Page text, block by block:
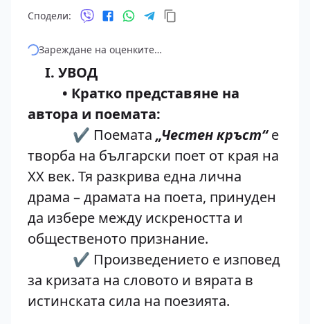
Сподели:
Зареждане на оценките…
I. УВОД
• Кратко представяне на
автора и поемата:
✔️ Поемата „Честен кръст“е
творба на български поет от края на
XX век. Тя разкрива една лична
драма – драмата на поета, принуден
да избере между искреността и
общественото признание.
✔️ Произведението е изповед
за кризата на словото и вярата в
истинската сила на поезията.